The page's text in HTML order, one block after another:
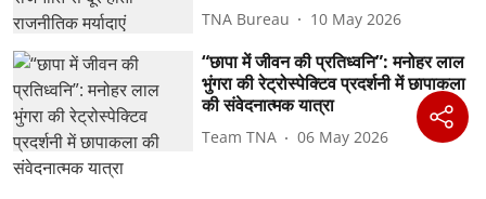
TNA Bureau 10 May 2026
“छापा में जीवन की प्रतिध्वनि”: ⁠मनोहर लाल
भुंगरा की रेट्रोस्पेक्टिव प्रदर्शनी में छापाकला
की संवेदनात्मक यात्रा
Team TNA 06 May 2026